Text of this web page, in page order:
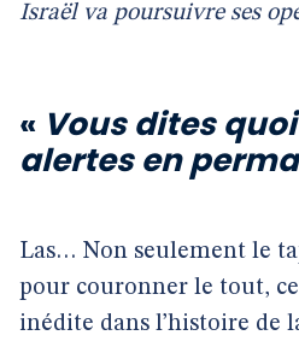
Israël va poursuivre ses
« Vous dites
alertes en
Las… Non seulement le
pour couronner le tout,
inédite dans l’histoire de